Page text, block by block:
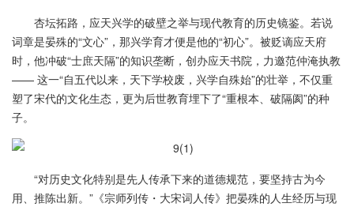
杏坛拓路，应天兴学的破壁之举与现代教育的历史镜鉴。若说
词章是晏殊的“文心”，那兴学育才便是他的“初心”。被贬谪应天府
时，他冲破“士庶天隔”的知识垄断，创办应天书院，力邀范仲淹执教
—— 这一“自五代以来，天下学校废，兴学自殊始”的壮举，不仅重
塑了宋代的文化生态，更为后世教育埋下了“重根本、破隔阂”的种
子。
“对历史文化特别是先人传承下来的道德规范，要坚持古为今
用、推陈出新。”《宗师列传・大宋词人传》把晏殊的人生经历与现